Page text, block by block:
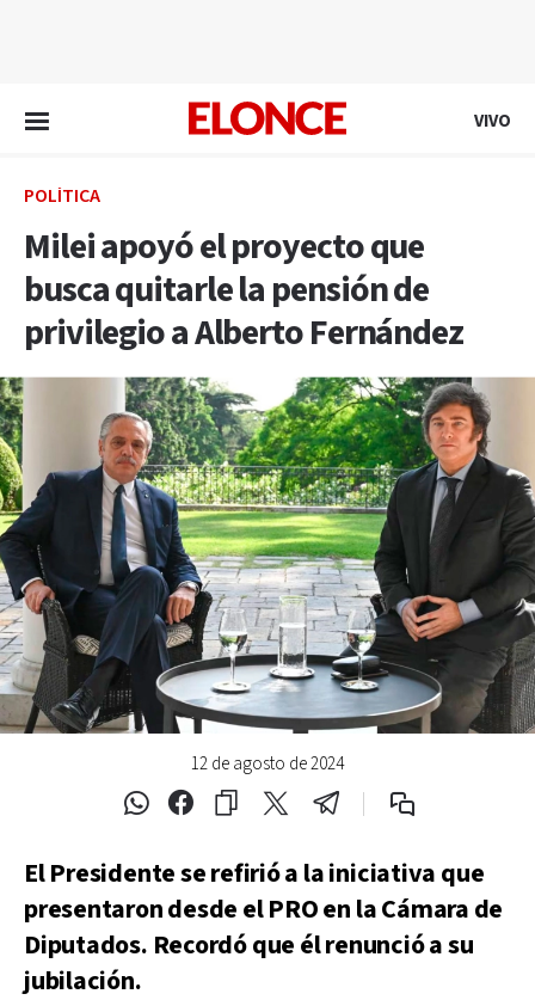
VIVO
POLÍTICA
Milei apoyó el proyecto que
busca quitarle la pensión de
privilegio a Alberto Fernández
12 de agosto de 2024
El Presidente se refirió a la iniciativa que
presentaron desde el PRO en la Cámara de
Diputados. Recordó que él renunció a su
jubilación.